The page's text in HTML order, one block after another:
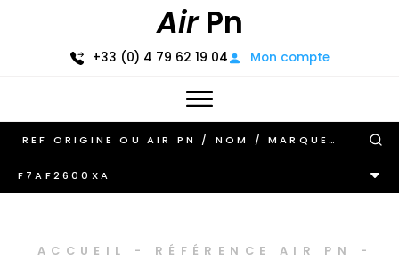
AirPn
+33 (0) 4 79 62 19 04 Mon compte
F7AF2600XA
ACCUEIL - RÉFÉRENCE AIR PN
-